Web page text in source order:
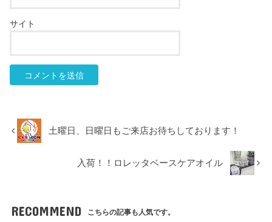
サイト
土曜日、日曜日もご来店お待ちしております！
入荷！！ロレッタベースケアオイル
RECOMMEND こちらの記事も人気です。